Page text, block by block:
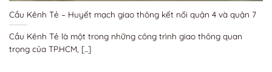
Cầu Kênh Tẻ – Huyết mạch giao thông kết nối quận 4 và quận 7
Cầu Kênh Tẻ là một trong những công trình giao thông quan
trọng của TP.HCM, [...]